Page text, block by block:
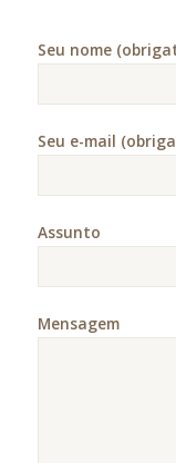
Seu nome
Seu e-mail
Assunto
Mensagem